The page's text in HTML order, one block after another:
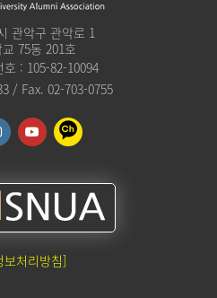
관악구 관악로 1
75동 201호
호 : 105-82-10094
/ Fax. 02-703-0755
보처리방침]